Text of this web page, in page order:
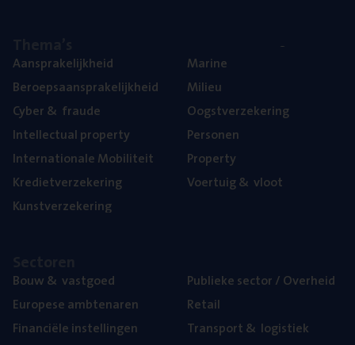
Aan­spra­ke­lijk­heid
Beroeps­aan­spra­ke­lijk­heid
Cyber& fraude
Intel­lec­tu­al property
Inter­na­ti­o­na­le Mobiliteit
Kre­diet­ver­ze­ke­ring
Kunst­ver­ze­ke­ring
Mari­ne
Mili­eu
Oogst­ver­ze­ke­ring
Per­so­nen
Pro­per­ty
Voer­tuig& vloot
Bouw& vastgoed
Euro­pe­se ambtenaren
Finan­ci­ë­le instellingen
Publie­ke sec­tor / Overheid
Retail
Trans­port& logistiek